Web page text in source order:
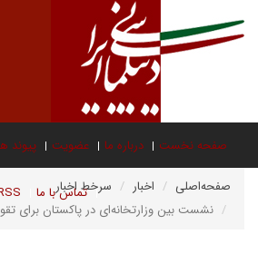
صفحه نخست درباره ما عضویت پیوند
تماس با ما صفحه‌اصلی اخبار
سرخط اخبار
نشست بین وزارتخانه‌ای در پاکستان برای